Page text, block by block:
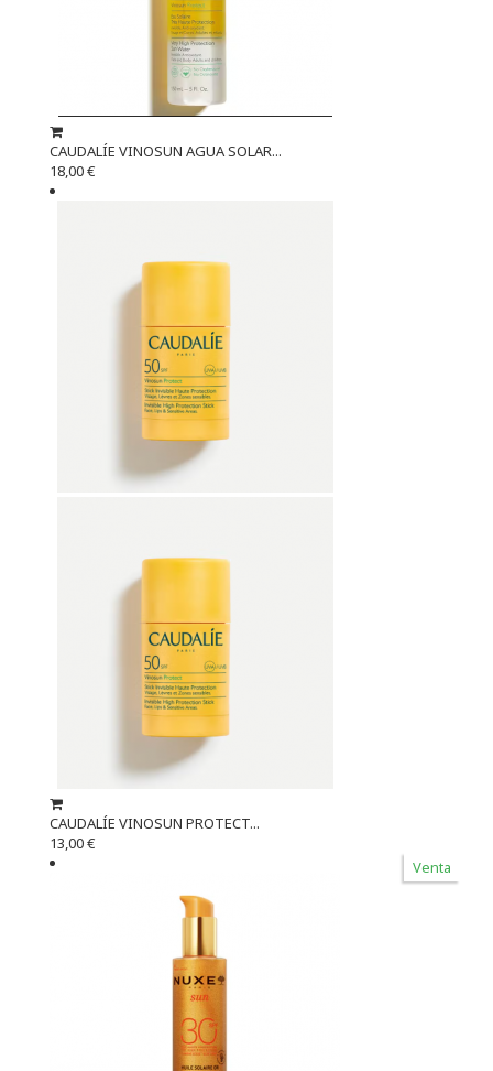
CAUDALÍE VINOSUN AGUA SOLAR...
18,00 €
CAUDALÍE VINOSUN PROTECT...
13,00 €
Venta